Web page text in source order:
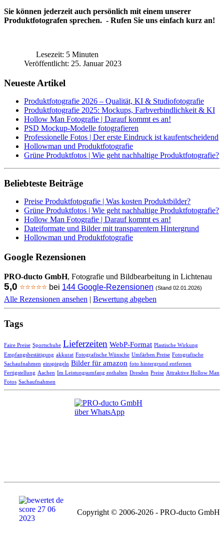
Sie können jederzeit auch persönlich mit einem unserer
Produktfotografen sprechen. - Rufen Sie uns einfach kurz an!
Lesezeit: 5 Minuten
Veröffentlicht: 25. Januar 2023
Neueste Artikel
Produktfotografie 2026 – Qualität, KI & Studiofotografie
Produktfotografie 2025: Mockups, Farbverbindlichkeit & KI
Hollow Man Fotografie | Darauf kommt es an!
PSD Mockup-Modelle fotografieren
Professionelle Fotos | Der erste Eindruck ist kaufentscheidend
Hollowman und Produktfotografie
Grüne Produktfotos | Wie geht nachhaltige Produktfotografie?
Beliebteste Beiträge
Preise Produktfotografie | Was kosten Produktbilder?
Grüne Produktfotos | Wie geht nachhaltige Produktfotografie?
Hollow Man Fotografie | Darauf kommt es an!
Dateiformate und Bilder mit transparentem Hintergrund
Hollowman und Produktfotografie
Google Rezensionen
PRO-ducto GmbH, Fotografie und Bildbearbeitung in Lichtenau
5,0 ⭐⭐⭐⭐⭐ bei 144 Google-Rezensionen (Stand 02.01.2026)
Alle Rezensionen ansehen | Bewertung abgeben
Tags
Faire Preise Sportschuhe Lieferzeiten WebP-Format Plastische Wirkung
Empfangsbestätigung akkurat Fotografische Wünsche Umfärben Preise Fotografische
Sachaufnahmen einspiegeln Bilder für amazon foto hintergrund entfernen
Fertigstellung Aachen Im Leistungsumfang enthalten Dresden Preise Attraktive Hollow Man
Fotos Sachaufnahmen
Copyright © 2006-2026 - PRO-ducto GmbH